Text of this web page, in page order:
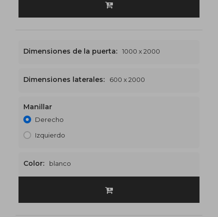
1600 x 2000
Dimensiones de la puerta: 1000 x 2000
Dimensiones laterales: 600 x 2000
Manillar
Derecho
Izquierdo
Color: blanco